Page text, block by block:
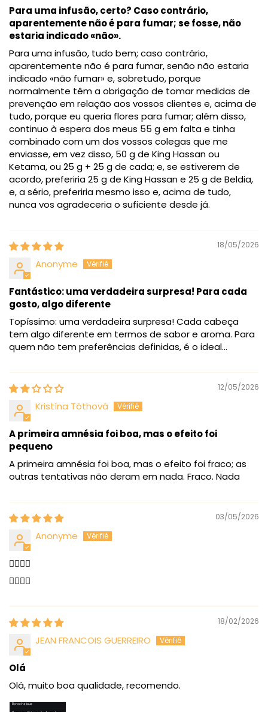
Para uma infusão, certo? Caso contrário,
aparentemente não é para fumar; se fosse, não
estaria indicado «não».
Para uma infusão, tudo bem; caso contrário,
aparentemente não é para fumar, senão não estaria
indicado «não fumar» e, sobretudo, porque
normalmente têm a obrigação de tomar medidas de
prevenção em relação aos vossos clientes e, acima de
tudo, porque eu queria flores para fumar; além disso,
continuo à espera dos meus 55 g em falta e tinha
combinado com um dos vossos colegas que me
enviasse, em vez disso, 50 g de King Hassan ou
Ketama, ou 25 g + 25 g de cada; e, se estiverem de
acordo, preferiria 25 g de King Hassan e 25 g de Beldia,
e, a sério, preferiria mesmo isso e, acima de tudo,
nunca vos agradeceria o suficiente desde já.
18/05/2026
Anonyme
Fantástico: uma verdadeira surpresa! Para cada
gosto, algo diferente
Topíssimo: uma verdadeira surpresa! Cada cabeça
tem algo diferente em termos de sabor e aroma. Para
quem não tem preferências definidas, é o ideal...
12/05/2026
Kristína Tóthová
A primeira amnésia foi boa, mas o efeito foi
pequeno
A primeira amnésia foi boa, mas o efeito foi fraco; as
outras tentativas não deram em nada. Fraco. Nada
03/05/2026
Anonyme
👍🏻🏅🌸
👍🏻🏅🌸
18/02/2026
JEAN FRANCOIS GUERREIRO
Olá
Olá, muito boa qualidade, recomendo.